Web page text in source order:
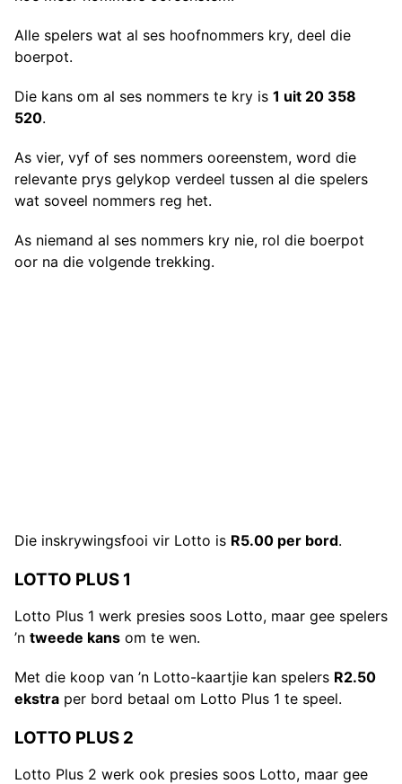
Alle spelers wat al ses hoofnommers kry, deel die
boerpot.
Die kans om al ses nommers te kry is 1 uit 20 358
520.
As vier, vyf of ses nommers ooreenstem, word die
relevante prys gelykop verdeel tussen al die spelers
wat soveel nommers reg het.
As niemand al ses nommers kry nie, rol die boerpot
oor na die volgende trekking.
Die inskrywingsfooi vir Lotto is R5.00 per bord.
LOTTO PLUS 1
Lotto Plus 1 werk presies soos Lotto, maar gee spelers
’n tweede kans om te wen.
Met die koop van ’n Lotto-kaartjie kan spelers R2.50
ekstra per bord betaal om Lotto Plus 1 te speel.
LOTTO PLUS 2
Lotto Plus 2 werk ook presies soos Lotto, maar gee